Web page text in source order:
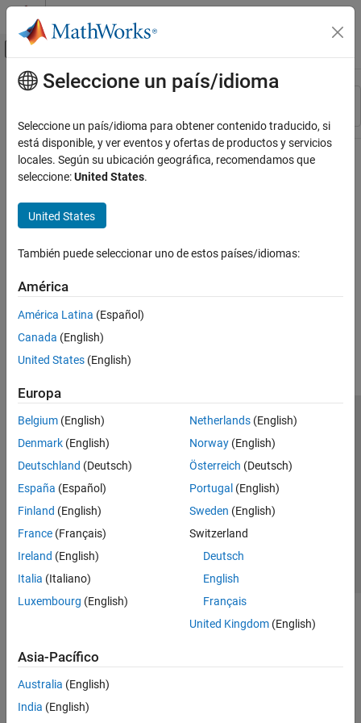
Saltar al contenido
Mostrar/ocultar menú de navegación
Recurso
Contenido principal
Seleccione un país/idioma
Seleccione un país/idioma para obtener contenido traducido, si
está disponible, y ver eventos y ofertas de productos y servicios
locales. Según su ubicación geográfica, recomendamos que
seleccione:United States.
United States
También puede seleccionar uno de estos países/idiomas:
América
América Latina (Español)
Canada (English)
United States (English)
Europa
Belgium (English)
Denmark (English)
Deutschland (Deutsch)
España (Español)
Finland (English)
France (Français)
Ireland (English)
Italia (Italiano)
Luxembourg (English)
Netherlands(English)
Norway(English)
Österreich (Deutsch)
Portugal (English)
Sweden (English)
Switzerland
Deutsch
English
Français
United Kingdom(English)
Asia-Pacífico
Australia (English)
India (English)
Centro de confianza
Marcas comerciales
Política de privacidad
Antipiratería
Estado de las aplicaciones
Información de contacto
© 1994-2026 The MathWorks, Inc.
Seleccione un país/